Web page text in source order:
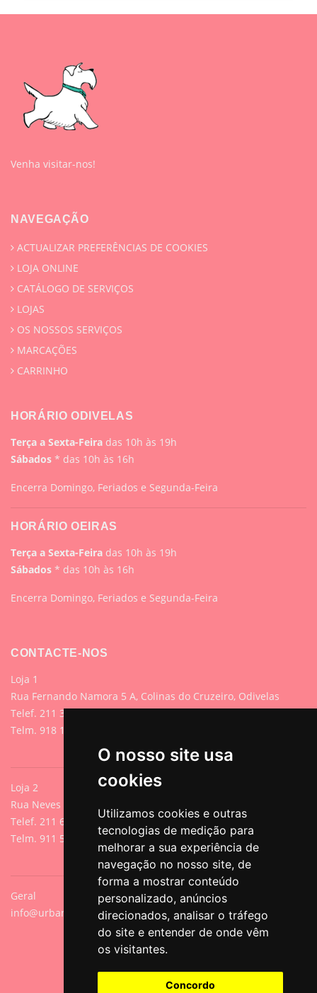
O nosso site usa
cookies
Utilizamos cookies e outras
tecnologias de medição para
melhorar a sua experiência de
navegação no nosso site, de
forma a mostrar conteúdo
personalizado, anúncios
direcionados, analisar o tráfego
do site e entender de onde vêm
os visitantes.
Concordo
Venha visitar-nos!
NAVEGAÇÃO
ACTUALIZAR PREFERÊNCIAS DE COOKIES
LOJA ONLINE
CATÁLOGO DE SERVIÇOS
LOJAS
OS NOSSOS SERVIÇOS
MARCAÇÕES
CARRINHO
HORÁRIO ODIVELAS
Terça a Sexta-Feira das 10h às 19h
Sábados * das 10h às 16h
Encerra Domingo, Feriados e Segunda-Feira
HORÁRIO OEIRAS
Terça a Sexta-Feira das 10h às 19h
Sábados * das 10h às 16h
Encerra Domingo, Feriados e Segunda-Feira
CONTACTE-NOS
Loja 1
Rua Fernando Namora 5 A, Colinas do Cruzeiro, Odivelas
Telef. 211 395 882 (Chamada para rede fixa nacional)
Telm. 918 107 618 (Chamada para rede móvel nacional)
Loja 2
Rua Neves de Sousa 13A, Cacilhas, Oeiras
Telef. 211 640 788 (Chamada para rede fixa nacional)
Telm. 911 571 542 (Chamada para rede móvel nacional)
Geral
info@urbanpets.pt